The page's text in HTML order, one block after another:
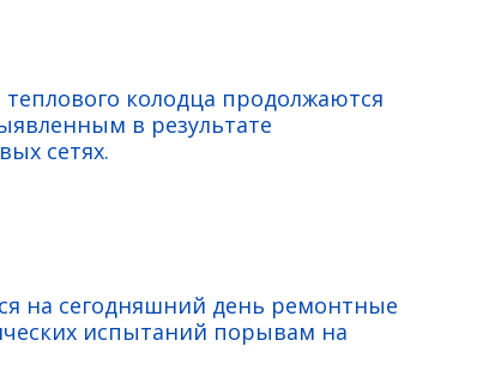
колодца продолжаются
в результате
сетях.
на сегодняшний день ремонтные
испытаний порывам на